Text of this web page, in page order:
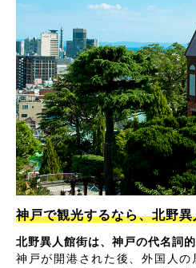
神戸で観光するなら、北野異
北野異人館街は、神戸の代名詞的
神戸が開港された後、外国人